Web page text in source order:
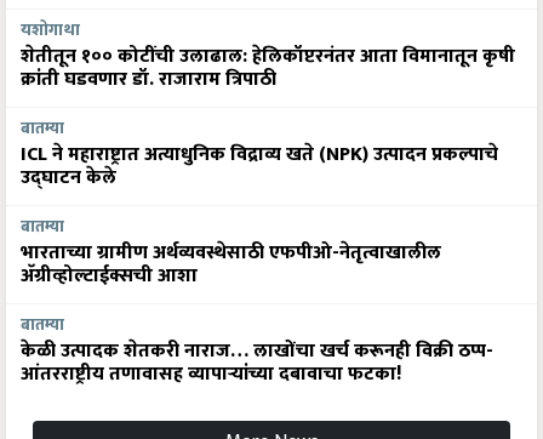
यशोगाथा
शेतीतून १०० कोटींची उलाढाल: हेलिकॉप्टरनंतर आता विमानातून कृषी
क्रांती घडवणार डॉ. राजाराम त्रिपाठी
बातम्या
ICL ने महाराष्ट्रात अत्याधुनिक विद्राव्य खते (NPK) उत्पादन प्रकल्पाचे
उद्घाटन केले
बातम्या
भारताच्या ग्रामीण अर्थव्यवस्थेसाठी एफपीओ-नेतृत्वाखालील
अ‍ॅग्रीव्होल्टाईक्सची आशा
बातम्या
केळी उत्पादक शेतकरी नाराज… लाखोंचा खर्च करूनही विक्री ठप्प-
आंतरराष्ट्रीय तणावासह व्यापाऱ्यांच्या दबावाचा फटका!